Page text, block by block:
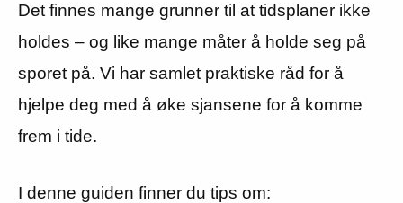
Det finnes mange grunner til at tidsplaner ikke
holdes – og like mange måter å holde seg på
sporet på. Vi har samlet praktiske råd for å
hjelpe deg med å øke sjansene for å komme
frem i tide.
I denne guiden finner du tips om: